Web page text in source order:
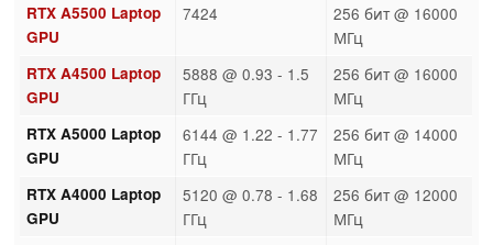
RTX A5500 Laptop
GPU
7424
256 бит @ 16000
МГц
RTX A4500 Laptop
GPU
5888 @ 0.93 - 1.5
ГГц
256 бит @ 16000
МГц
RTX A5000 Laptop
GPU
6144 @ 1.22 - 1.77
ГГц
256 бит @ 14000
МГц
RTX A4000 Laptop
GPU
5120 @ 0.78 - 1.68
ГГц
256 бит @ 12000
МГц